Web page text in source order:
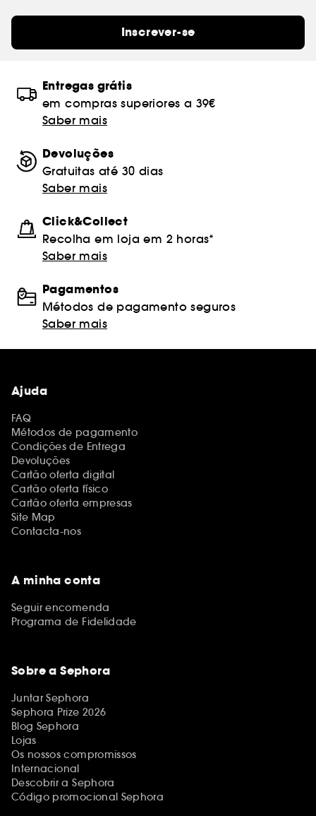
Inscrever-se
Entregas grátis
em compras superiores a 39€
Saber mais
Devoluções
Gratuitas até 30 dias
Saber mais
Click&Collect
Recolha em loja em 2 horas*
Saber mais
Pagamentos
Métodos de pagamento seguros
Saber mais
Ajuda
FAQ
Métodos de pagamento
Condições de Entrega
Devoluções
Cartão oferta digital
Cartão oferta físico
Cartão oferta empresas
Site Map
Contacta-nos
A minha conta
Seguir encomenda
Programa de Fidelidade
Sobre a Sephora
Juntar Sephora
Sephora Prize 2026
Blog Sephora
Lojas
Os nossos compromissos
Internacional
Descobrir a Sephora
Código promocional Sephora